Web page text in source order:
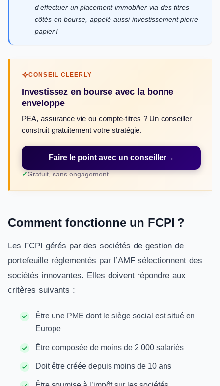
d’effectuer un placement immobilier via des titres
côtés en bourse, appelé aussi investissement pierre
papier !
CONSEIL CLEERLY
Investissez en bourse avec la bonne
enveloppe
PEA, assurance vie ou compte-titres ? Un conseiller
construit gratuitement votre stratégie.
Faire le point avec un conseiller→
Gratuit, sans engagement
Comment fonctionne un FCPI ?
Les FCPI gérés par des sociétés de gestion de
portefeuille réglementés par l’AMF sélectionnent des
sociétés innovantes. Elles doivent répondre aux
critères suivants :
Être une PME dont le siège social est situé en
Europe
Être composée de moins de 2 000 salariés
Doit être créée depuis moins de 10 ans